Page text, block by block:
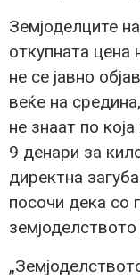
Земјоделците
откупната цена
не се јавно
веќе на
не знаат по
9 денари за
директна
посочи дека со
земјоделството